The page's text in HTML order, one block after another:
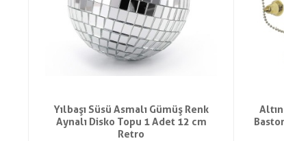
Yılbaşı Süsü Asmalı Gümüş Renk
Aynalı Disko Topu 1 Adet 12 cm
Retro